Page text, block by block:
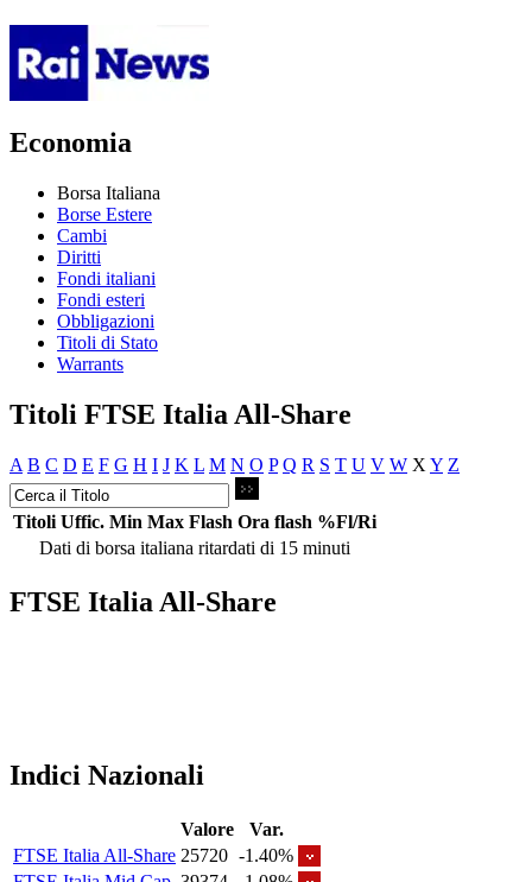
Economia
Borsa Italiana
Borse Estere
Cambi
Diritti
Fondi italiani
Fondi esteri
Obbligazioni
Titoli di Stato
Warrants
Titoli FTSE Italia All-Share
A B C D E F G H I J K L M N O P Q R S T U V W X Y Z
Titoli Uffic. Min Max Flash Ora flash %Fl/Ri
Dati di borsa italiana ritardati di 15 minuti
FTSE Italia All-Share
Indici Nazionali
Valore
Var.
FTSE Italia All-Share 25720 -1.40%